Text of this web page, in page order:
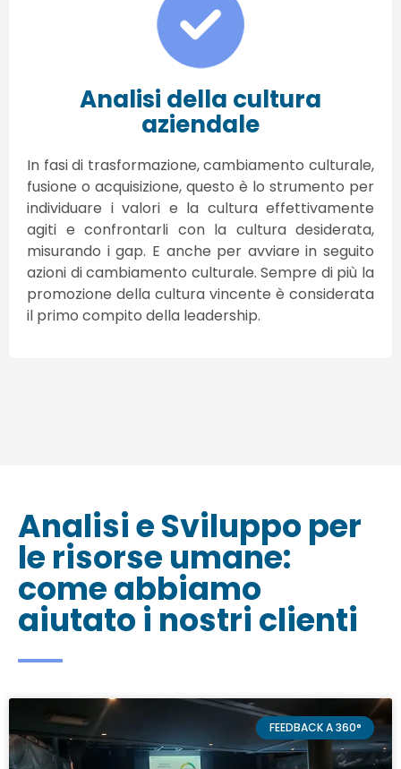
Analisi della cultura
aziendale
In fasi di trasformazione, cambiamento culturale,
fusione o acquisizione, questo è lo strumento per
individuare i valori e la cultura effettivamente
agiti e confrontarli con la cultura desiderata,
misurando i gap. E anche per avviare in seguito
azioni di cambiamento culturale. Sempre di più la
promozione della cultura vincente è considerata
il primo compito della leadership.
Analisi e Sviluppo per
le risorse umane:
come abbiamo
aiutato i nostri clienti
FEEDBACK A 360°